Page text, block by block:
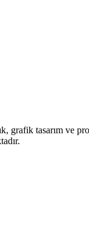
grafik tasarım ve